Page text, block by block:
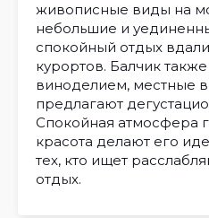
живописные виды на
небольшие и
спокойный отдых
курортов. Балчик
виноделием, местные
предлагают
Спокойная атмосфера
красота делают его
тех, кто ищет
отдых.